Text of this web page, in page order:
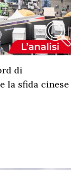
di
la sfida cinese